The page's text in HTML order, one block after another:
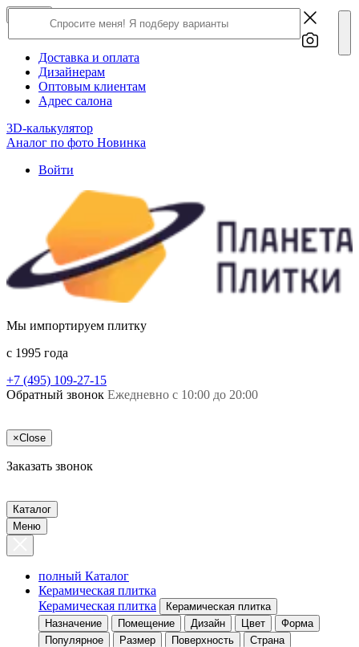
О компании
Доставка и оплата
Дизайнерам
Оптовым клиентам
Адрес салона
3D-калькулятор
Аналог по фото Новинка
Войти
Мы импортируем плитку
c 1995 года
+7 (495) 109-27-15
Обратный звонок Ежедневно с 10:00 до 20:00
×Close
Заказать звонок
Каталог
Меню
полный Каталог
Керамическая плитка
Керамическая плитка
Керамическая плитка
Назначение
Помещение Дизайн Цвет
Форма
Популярное
Размер Поверхность Страна